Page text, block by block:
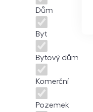
Dům
Byt
Bytový dům
Komerční
Pozemek